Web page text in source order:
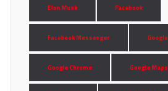
Elon Musk Facebook
Facebook Messenger Google
Google Chrome Google Maps